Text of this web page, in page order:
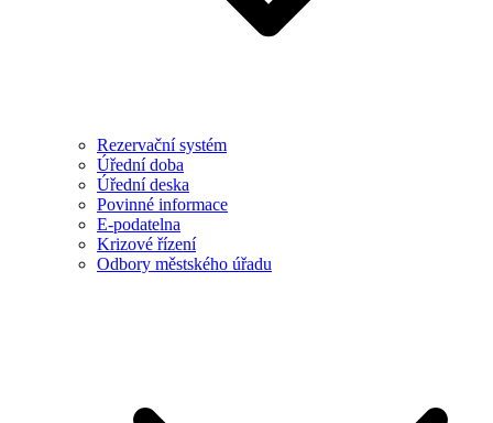
Rezervační systém
Úřední doba
Úřední deska
Povinné informace
E-podatelna
Krizové řízení
Odbory městského úřadu